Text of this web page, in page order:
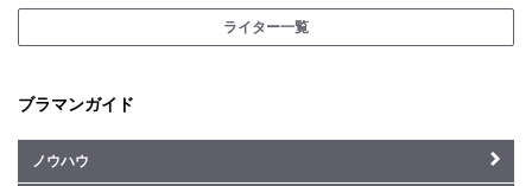
ライター一覧
ブラマンガイド
ノウハウ